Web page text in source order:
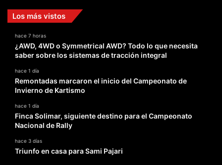
Los más vistos
hace 7 horas
¿AWD, 4WD o Symmetrical AWD? Todo lo que necesita
saber sobre los sistemas de tracción integral
hace 1 día
Remontadas marcaron el inicio del Campeonato de
Invierno de Kartismo
hace 1 día
Finca Solimar, siguiente destino para el Campeonato
Nacional de Rally
hace 3 días
Triunfo en casa para Sami Pajari